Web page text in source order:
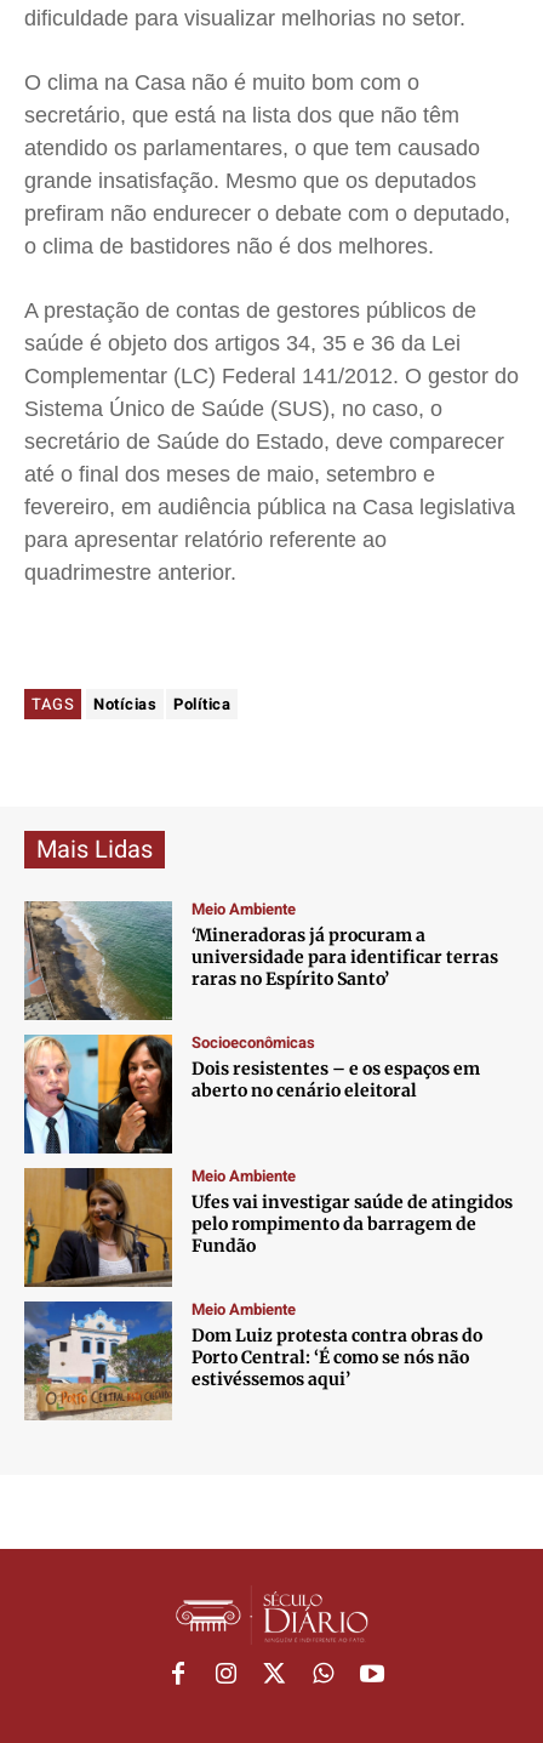
dificuldade para visualizar melhorias no setor.
O clima na Casa não é muito bom com o
secretário, que está na lista dos que não têm
atendido os parlamentares, o que tem causado
grande insatisfação. Mesmo que os deputados
prefiram não endurecer o debate com o deputado,
o clima de bastidores não é dos melhores.
A prestação de contas de gestores públicos de
saúde é objeto dos artigos 34, 35 e 36 da Lei
Complementar (LC) Federal 141/2012. O gestor do
Sistema Único de Saúde (SUS), no caso, o
secretário de Saúde do Estado, deve comparecer
até o final dos meses de maio, setembro e
fevereiro, em audiência pública na Casa legislativa
para apresentar relatório referente ao
quadrimestre anterior.
TAGS Notícias Política
Mais Lidas
Meio Ambiente
‘Mineradoras já procuram a
universidade para identificar terras
raras no Espírito Santo’
Socioeconômicas
Dois resistentes – e os espaços em
aberto no cenário eleitoral
Meio Ambiente
Ufes vai investigar saúde de atingidos
pelo rompimento da barragem de
Fundão
Meio Ambiente
Dom Luiz protesta contra obras do
Porto Central: ‘É como se nós não
estivéssemos aqui’